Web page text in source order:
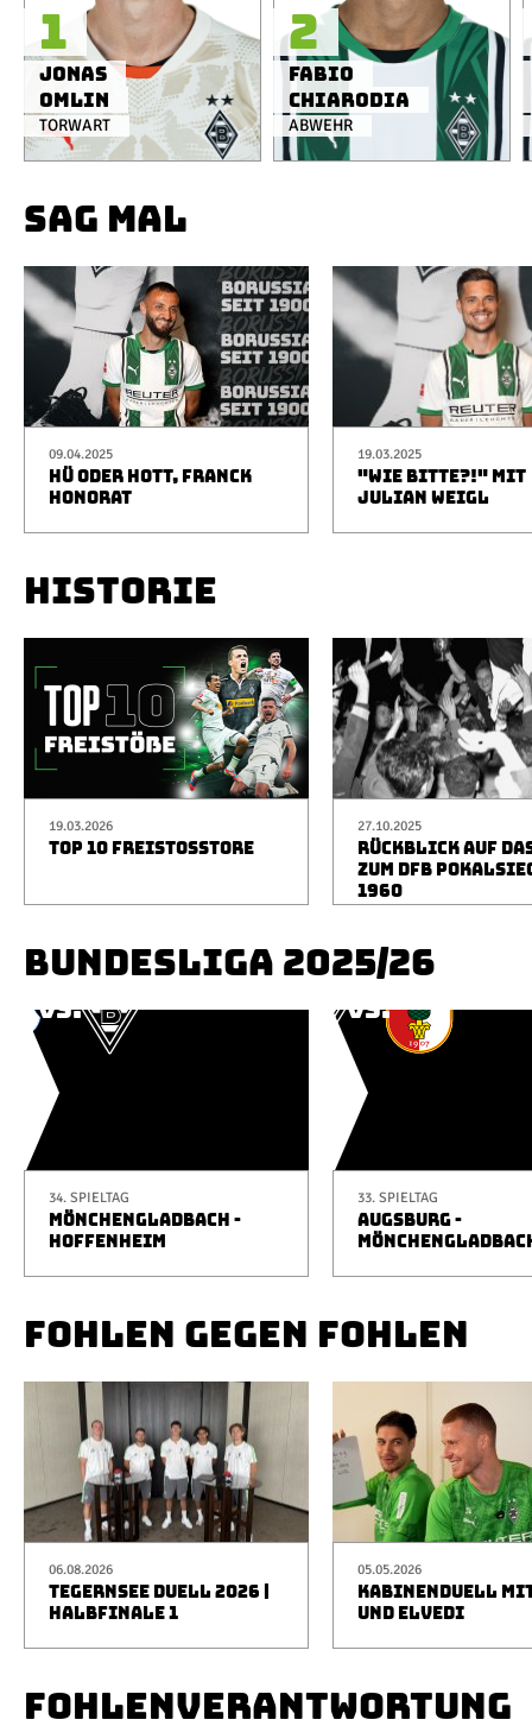
TORWART
Jonas
Omlin
1
ABWEHR
Fabio
Chiarodia
2
SAG MAL
09.04.2025
HÜ ODER HOTT, FRANCK
HONORAT
19.03.2025
"WIE BITTE?!" MIT
JULIAN WEIGL
HISTORIE
19.03.2026
TOP 10 FREISTOSSTORE
27.10.2025
RÜCKBLICK AUF
ZUM DFB
1960
BUNDESLIGA 2025/26
34. SPIELTAG
MÖNCHENGLADBACH -
HOFFENHEIM
33. SPIELTAG
AUGSBURG -
FOHLEN GEGEN FOHLEN
06.08.2026
TEGERNSEE DUELL 2026 |
HALBFINALE 1
05.05.2026
KABINENDUELL
UND ELVEDI
FOHLENVERANTWORTUNG